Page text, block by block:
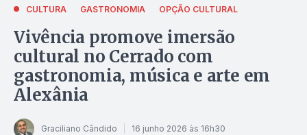
CULTURA GASTRONOMIA OPÇÃO CULTURAL
Vivência promove imersão
cultural no Cerrado com
gastronomia, música e arte em
Alexânia
Graciliano Cândido 16 junho 2026 às 16h30